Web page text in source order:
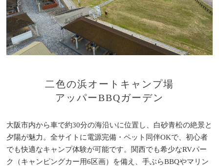
二色の浜オートキャンプ場
アッパーBBQガーデン
大阪市内から車で約30分の海沿いに位置し、白砂青松の絶景と
夕陽が魅力。全サイトに電源完備・ペット同伴OKで、初心者
でも快適なキャンプ体験が可能です。関西でも希少なRVパー
ク（キャンピングカー用6区画）を備え、手ぶらBBQやマリン